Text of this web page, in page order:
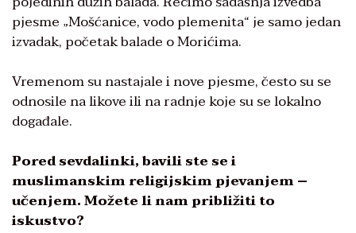
pjesme „Mošćanice, vodo plemenita“ je samo jedan
izvadak, početak balade o Morićima.
Vremenom su nastajale i nove pjesme, često su se
odnosile na likove ili na radnje koje su se lokalno
događale.
Pored sevdalinki, bavili ste se i
muslimanskim religijskim pjevanjem –
učenjem. Možete li nam približiti to
iskustvo?